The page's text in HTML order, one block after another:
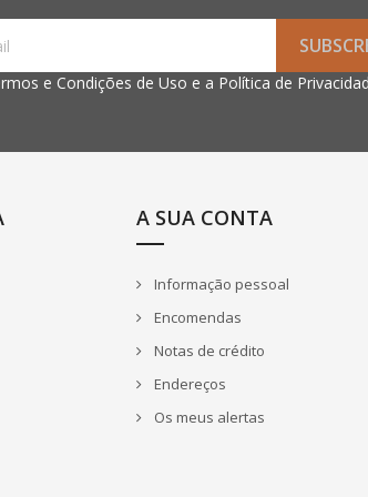
e Condições de Uso e a Política de
A SUA CONTA
Informação pessoal
Encomendas
Notas de crédito
Endereços
Os meus alertas